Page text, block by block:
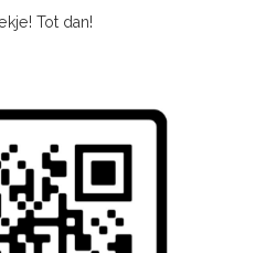
Tot dan!